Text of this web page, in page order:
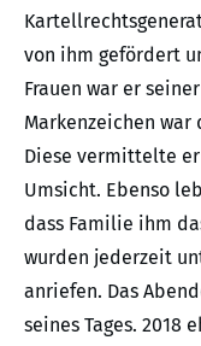
von ihm gefördert
Frauen war er
Markenzeichen
Diese vermittelte
Umsicht. Ebenso
dass Familie ihm
wurden jederzeit
anriefen. Das
seines Tages. 2018